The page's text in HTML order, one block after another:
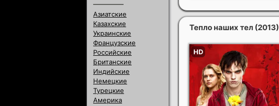
Тепло наших тел (2013)
Азиатские
Казахские
Украинские
Французские
Российские
Британские
Индийские
Немецкие
Турецкие
Америка